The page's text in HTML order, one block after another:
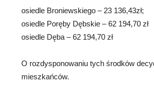
osiedle Broniewskiego – 23 136,43zł;
osiedle Poręby Dębskie – 62 194,70 zł
osiedle Dęba – 62 194,70 zł
O rozdysponowaniu tych środków
mieszkańców.